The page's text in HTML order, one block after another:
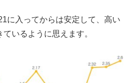
に入ってからは安定して、高い
いるように思えます。